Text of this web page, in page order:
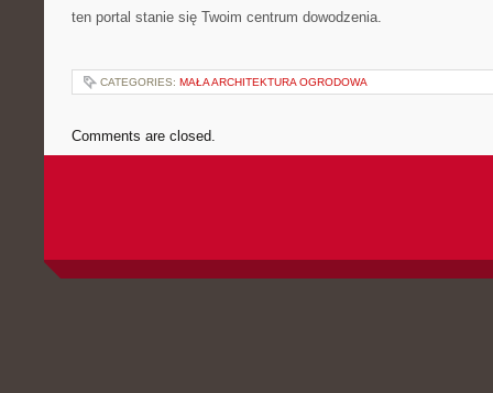
ten portal stanie się Twoim centrum dowodzenia.
CATEGORIES: MAŁA ARCHITEKTURA OGRODOWA
Comments are closed.